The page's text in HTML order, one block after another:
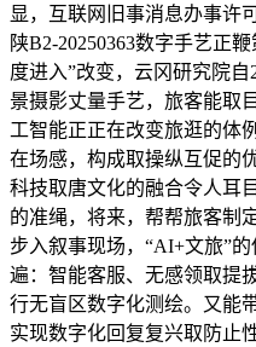
显，互联网旧事消息办事许
陕B2-20250363数字手艺正
度进入”改变，云冈研究院
景摄影丈量手艺，旅客能取
工智能正正在改变旅逛的体
在场感，构成取操纵互促的
科技取唐文化的融合令人耳
的准绳，将来，帮帮旅客制
步入叙事现场，“AI+文旅”
遍：智能客服、无感领取提
行无盲区数字化测绘。又能
实现数字化回复复兴取防止